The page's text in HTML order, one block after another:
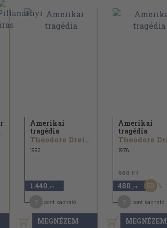
MEGNÉZEM
Amerikai
tragédia
Theodore Dreiser
1993
1.440 ,-Ft
pont kapható
MEGNÉZEM
Amerikai
tragédia
1978
960 Ft
480 ,-Ft 50
pont kapható